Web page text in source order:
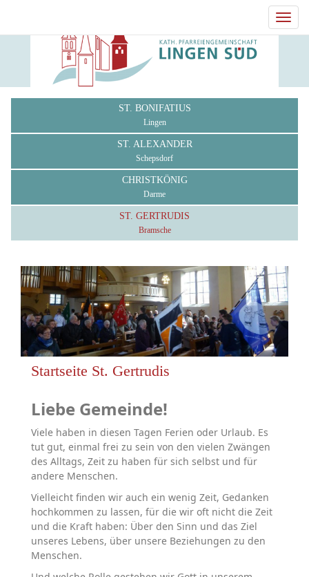
ST. BONIFATIUS
Lingen
ST. ALEXANDER
Schepsdorf
CHRISTKÖNIG
Darme
ST. GERTRUDIS
Bramsche
Startseite St. Gertrudis
Liebe Gemeinde!
Viele haben in diesen Tagen Ferien oder Urlaub. Es
tut gut, einmal frei zu sein von den vielen Zwängen
des Alltags, Zeit zu haben für sich selbst und für
andere Menschen.
Vielleicht finden wir auch ein wenig Zeit, Gedanken
hochkommen zu lassen, für die wir oft nicht die Zeit
und die Kraft haben: Über den Sinn und das Ziel
unseres Lebens, über unsere Beziehungen zu den
Menschen.